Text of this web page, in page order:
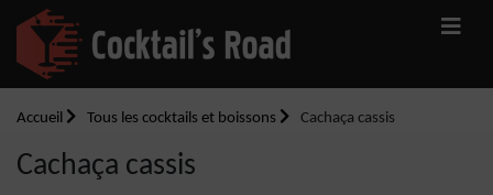
Accueil Tous les cocktails et boissons Cachaça cassis
Cachaça cassis